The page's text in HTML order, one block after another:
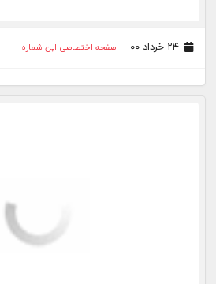
۲۴ خرداد ۰۰ صفحه اختصاصی این شماره